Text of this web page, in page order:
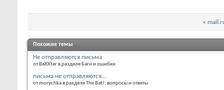
«
Похожие темы
Не отправляются письма
от BaXXter в разделе Баги и ошибки
письма не отправляются…
от morychka в разделе The Bat!: вопросы и ответы